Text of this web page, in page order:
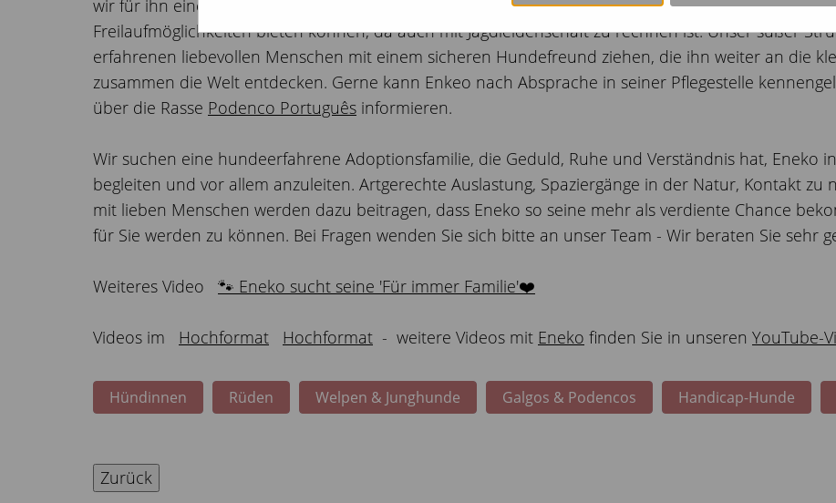
wir für ihn eine aktive Familie, die ihn entsprechend auslasten und entweder einen eingezäunten
Freilaufmöglichkeiten bieten können, da auch mit Jagdleidenschaft zu rechnen ist. Unser süßer
erfahrenen liebevollen Menschen mit einem sicheren Hundefreund ziehen, die ihn weiter an die
zusammen die Welt entdecken. Gerne kann Enkeo nach Absprache in seiner Pflegestelle
über die Rasse Podenco Português informieren.
Wir suchen eine hundeerfahrene Adoptionsfamilie, die Geduld, Ruhe und Verständnis hat, Eneko
begleiten und vor allem anzuleiten. Artgerechte Auslastung, Spaziergänge in der Natur, Kontakt zu
mit lieben Menschen werden dazu beitragen, dass Eneko so seine mehr als verdiente Chance
für Sie werden zu können. Bei Fragen wenden Sie sich bitte an unser Team - Wir beraten Sie sehr
Weiteres Video 🐾 Eneko sucht seine 'Für immer Familie'❤️
Videos im Hochformat Hochformat - weitere Videos mit Eneko finden Sie in unseren YouTube-
Hündinnen Rüden Welpen & Junghunde Galgos & Podencos Handicap-Hunde
Zurück